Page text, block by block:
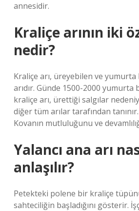
annesidir.
Kraliçe arının iki
nedir?
Kraliçe arı, üreyebilen ve
arıdır. Günde 1500-2000 yumurta
kraliçe arı, ürettiği salgılar
diğer tüm arılar tarafından
Kovanın mutluluğunu ve
Yalancı ana arı
anlaşılır?
Petekteki polene bir kraliçe
sahteciliğin başladığını gösterir.